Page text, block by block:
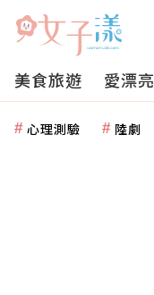
美食旅遊 愛漂亮
心理測驗 陸劇